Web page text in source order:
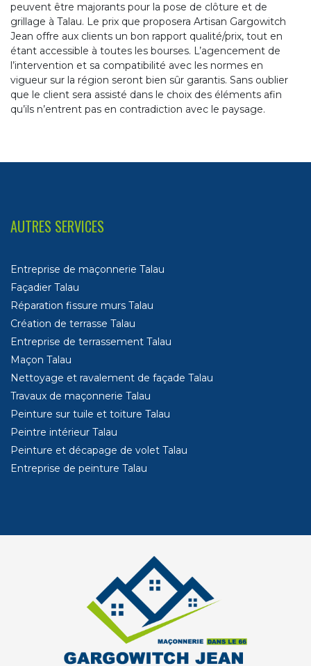
peuvent être majorants pour la pose de clôture et de
grillage à Talau. Le prix que proposera Artisan Gargowitch
Jean offre aux clients un bon rapport qualité/prix, tout en
étant accessible à toutes les bourses. L’agencement de
l’intervention et sa compatibilité avec les normes en
vigueur sur la région seront bien sûr garantis. Sans oublier
que le client sera assisté dans le choix des éléments afin
qu’ils n’entrent pas en contradiction avec le paysage.
AUTRES SERVICES
Entreprise de maçonnerie Talau
Façadier Talau
Réparation fissure murs Talau
Création de terrasse Talau
Entreprise de terrassement Talau
Maçon Talau
Nettoyage et ravalement de façade Talau
Travaux de maçonnerie Talau
Peinture sur tuile et toiture Talau
Peintre intérieur Talau
Peinture et décapage de volet Talau
Entreprise de peinture Talau